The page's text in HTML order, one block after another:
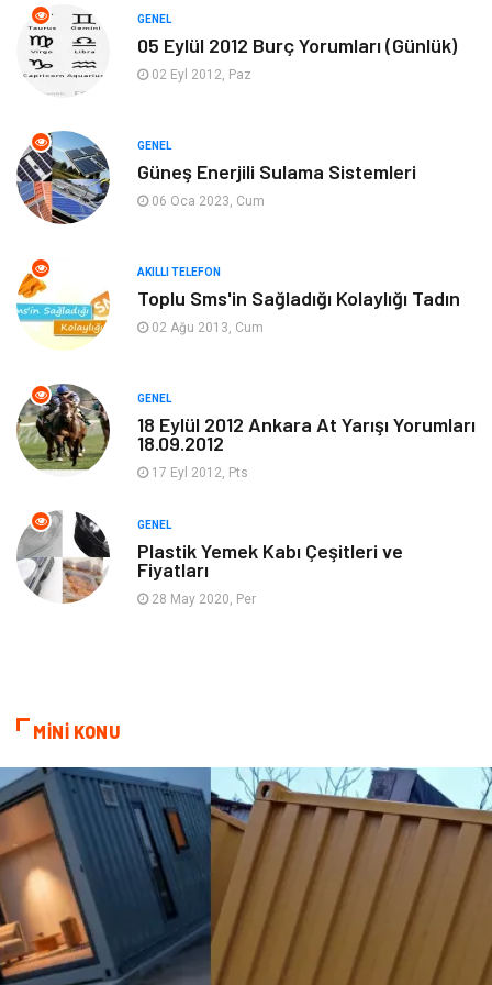
Soru-Cevap
Ekonomi
Tanıtıcı Reklam Alışveriş
Dekorasyon Tatil
Makine
Güzellik & Bakım
Organizasyon
Hizmet
Aksesuar
GENEL
05 Eylül 2012 Burç Yorumları (Günlük)
02 Eyl 2012, Paz
GENEL
Güneş Enerjili Sulama Sistemleri
06 Oca 2023, Cum
AKILLI TELEFON
Toplu Sms'in Sağladığı Kolaylığı Tadın
02 Ağu 2013, Cum
GENEL
18 Eylül 2012 Ankara At Yarışı Yorumları
18.09.2012
17 Eyl 2012, Pts
GENEL
Plastik Yemek Kabı Çeşitleri ve
Fiyatları
28 May 2020, Per
MİNİ KONU